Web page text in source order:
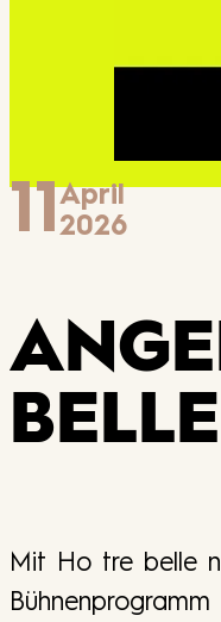
11April
2026
Mit Ho tre belle